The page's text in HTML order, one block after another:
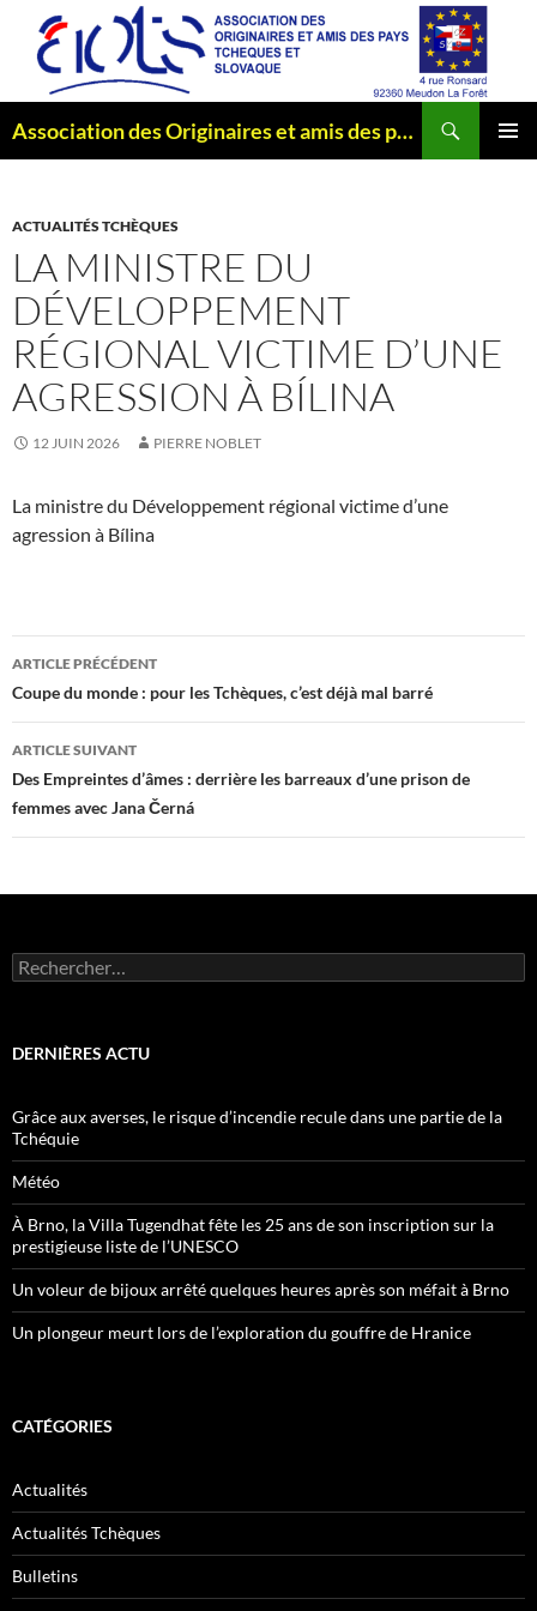
contenu
Association des Originaires et amis des pays Tchèques et Slovaque
ACTUALITÉS TCHÈQUES
LA MINISTRE DU
DÉVELOPPEMENT
RÉGIONAL VICTIME D’UNE
AGRESSION À BÍLINA
12 JUIN 2026 PIERRE NOBLET
La ministre du Développement régional victime d’une
agression à Bílina
Navigation
des
articles
ARTICLE PRÉCÉDENT
Coupe du monde : pour les Tchèques, c’est déjà mal barré
ARTICLE SUIVANT
Des Empreintes d’âmes : derrière les barreaux d’une prison de
femmes avec Jana Černá
Rechercher :
DERNIÈRES ACTU
Grâce aux averses, le risque d’incendie recule dans une partie de la
Tchéquie
Météo
À Brno, la Villa Tugendhat fête les 25 ans de son inscription sur la
prestigieuse liste de l’UNESCO
Un voleur de bijoux arrêté quelques heures après son méfait à Brno
Un plongeur meurt lors de l’exploration du gouffre de Hranice
CATÉGORIES
Actualités
Actualités Tchèques
Bulletins